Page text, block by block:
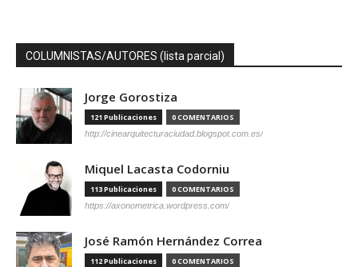
COLUMNISTAS/AUTORES (lista parcial)
Jorge Gorostiza
121 Publicaciones 0 COMENTARIOS
http://cinearquitecturaciudad.blogspot.com.es/
Miquel Lacasta Codorniu
113 Publicaciones 0 COMENTARIOS
https://axonometrica.wordpress.com/
José Ramón Hernández Correa
112 Publicaciones 0 COMENTARIOS